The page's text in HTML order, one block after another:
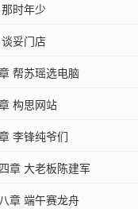
时年少
妥门店
帮苏瑶选电脑
构思网站
李锋纯爷们
章 大老板陈建军
章 端午赛龙舟